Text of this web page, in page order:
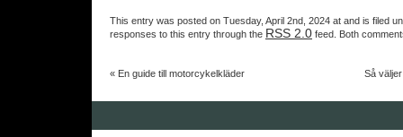
This entry was posted on Tuesday, April 2nd, 2024 at and is filed
responses to this entry through the RSS 2.0 feed. Both
« En guide till motorcykelkläder Så